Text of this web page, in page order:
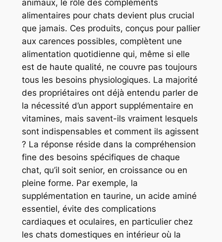
animaux, le rôle des compléments
alimentaires pour chats devient plus crucial
que jamais. Ces produits, conçus pour pallier
aux carences possibles, complètent une
alimentation quotidienne qui, même si elle
est de haute qualité, ne couvre pas toujours
tous les besoins physiologiques. La majorité
des propriétaires ont déjà entendu parler de
la nécessité d’un apport supplémentaire en
vitamines, mais savent-ils vraiment lesquels
sont indispensables et comment ils agissent
? La réponse réside dans la compréhension
fine des besoins spécifiques de chaque
chat, qu’il soit senior, en croissance ou en
pleine forme. Par exemple, la
supplémentation en taurine, un acide aminé
essentiel, évite des complications
cardiaques et oculaires, en particulier chez
les chats domestiques en intérieur où la